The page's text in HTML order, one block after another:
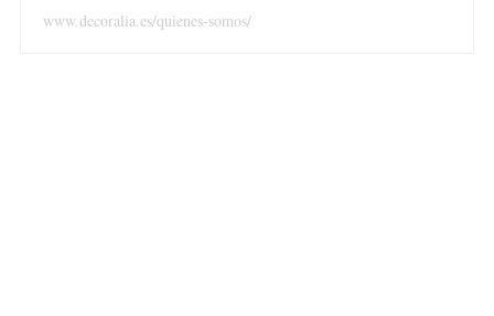
www.decoralia.es/quienes-somos/